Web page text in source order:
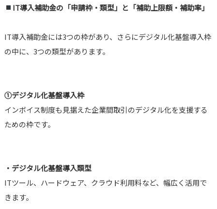
IT導入補助金の「申請枠・類型」と「補助上限額・補助率」
IT導入補助金には3つの枠があり、さらにデジタル化基盤導入枠
の中に、3つの類型があります。
①デジタル化基盤導入枠
インボイス制度も見据えた企業間取引のデジタル化を支援する
ための枠です。
・デジタル化基盤導入類型
ITツール、ハードウェア、クラウド利用料など、幅広く活用で
きます。